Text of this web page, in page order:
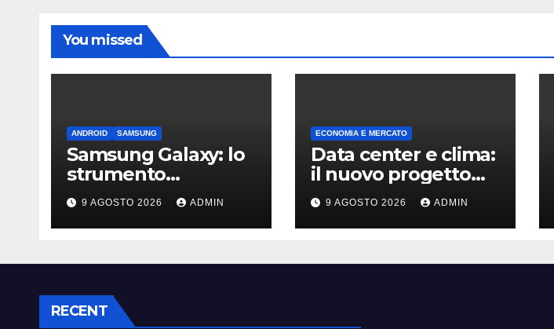
You missed
ANDROID SAMSUNG
Samsung Galaxy: lo
strumento
integrato per
liberare spazio sullo
smartphone
9 AGOSTO 2026 ADMIN
ECONOMIA E MERCATO
Data center e clima:
il nuovo progetto
Amazon riapre il
dibattito sulle
emissioni
9 AGOSTO 2026 ADMIN
RECENT